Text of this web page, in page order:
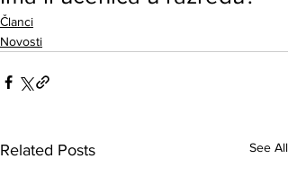
Članci
Novosti
Related Posts See All